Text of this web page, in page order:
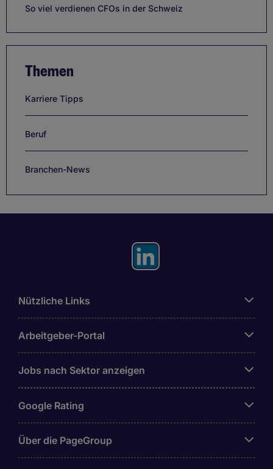
So viel verdienen CFOs in der Schweiz
Themen
Karriere Tipps
Beruf
Branchen-News
Nützliche Links
Arbeitgeber-Portal
Jobs nach Sektor anzeigen
Google Rating
Über die PageGroup